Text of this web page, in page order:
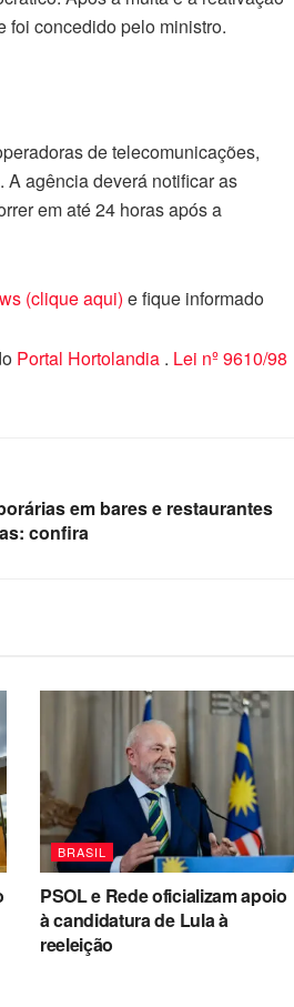
foi concedido pelo ministro.
de telecomunicações,
agência deverá notificar as
em até 24 horas após a
(clique aqui) e fique informado
Portal Hortolandia . Lei nº 9610/98
em bares e restaurantes
confira
BRASIL
PSOL e Rede oficializam apoio
à candidatura de Lula à
reeleição